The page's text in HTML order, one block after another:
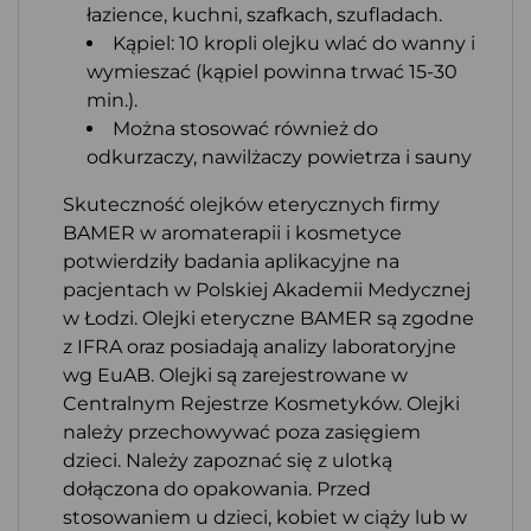
łazience, kuchni, szafkach, szufladach.
Kąpiel: 10 kropli olejku wlać do wanny i
wymieszać (kąpiel powinna trwać 15-30
min.).
Można stosować również do
odkurzaczy, nawilżaczy powietrza i sauny
Skuteczność olejków eterycznych firmy
BAMER w aromaterapii i kosmetyce
potwierdziły badania aplikacyjne na
pacjentach w Polskiej Akademii Medycznej
w Łodzi. Olejki eteryczne BAMER są zgodne
z IFRA oraz posiadają analizy laboratoryjne
wg EuAB. Olejki są zarejestrowane w
Centralnym Rejestrze Kosmetyków. Olejki
należy przechowywać poza zasięgiem
dzieci. Należy zapoznać się z ulotką
dołączona do opakowania. Przed
stosowaniem u dzieci, kobiet w ciąży lub w